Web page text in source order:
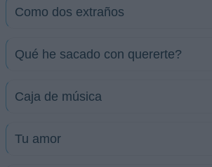
Como dos extraños
Qué he sacado con quererte?
Caja de música
Tu amor